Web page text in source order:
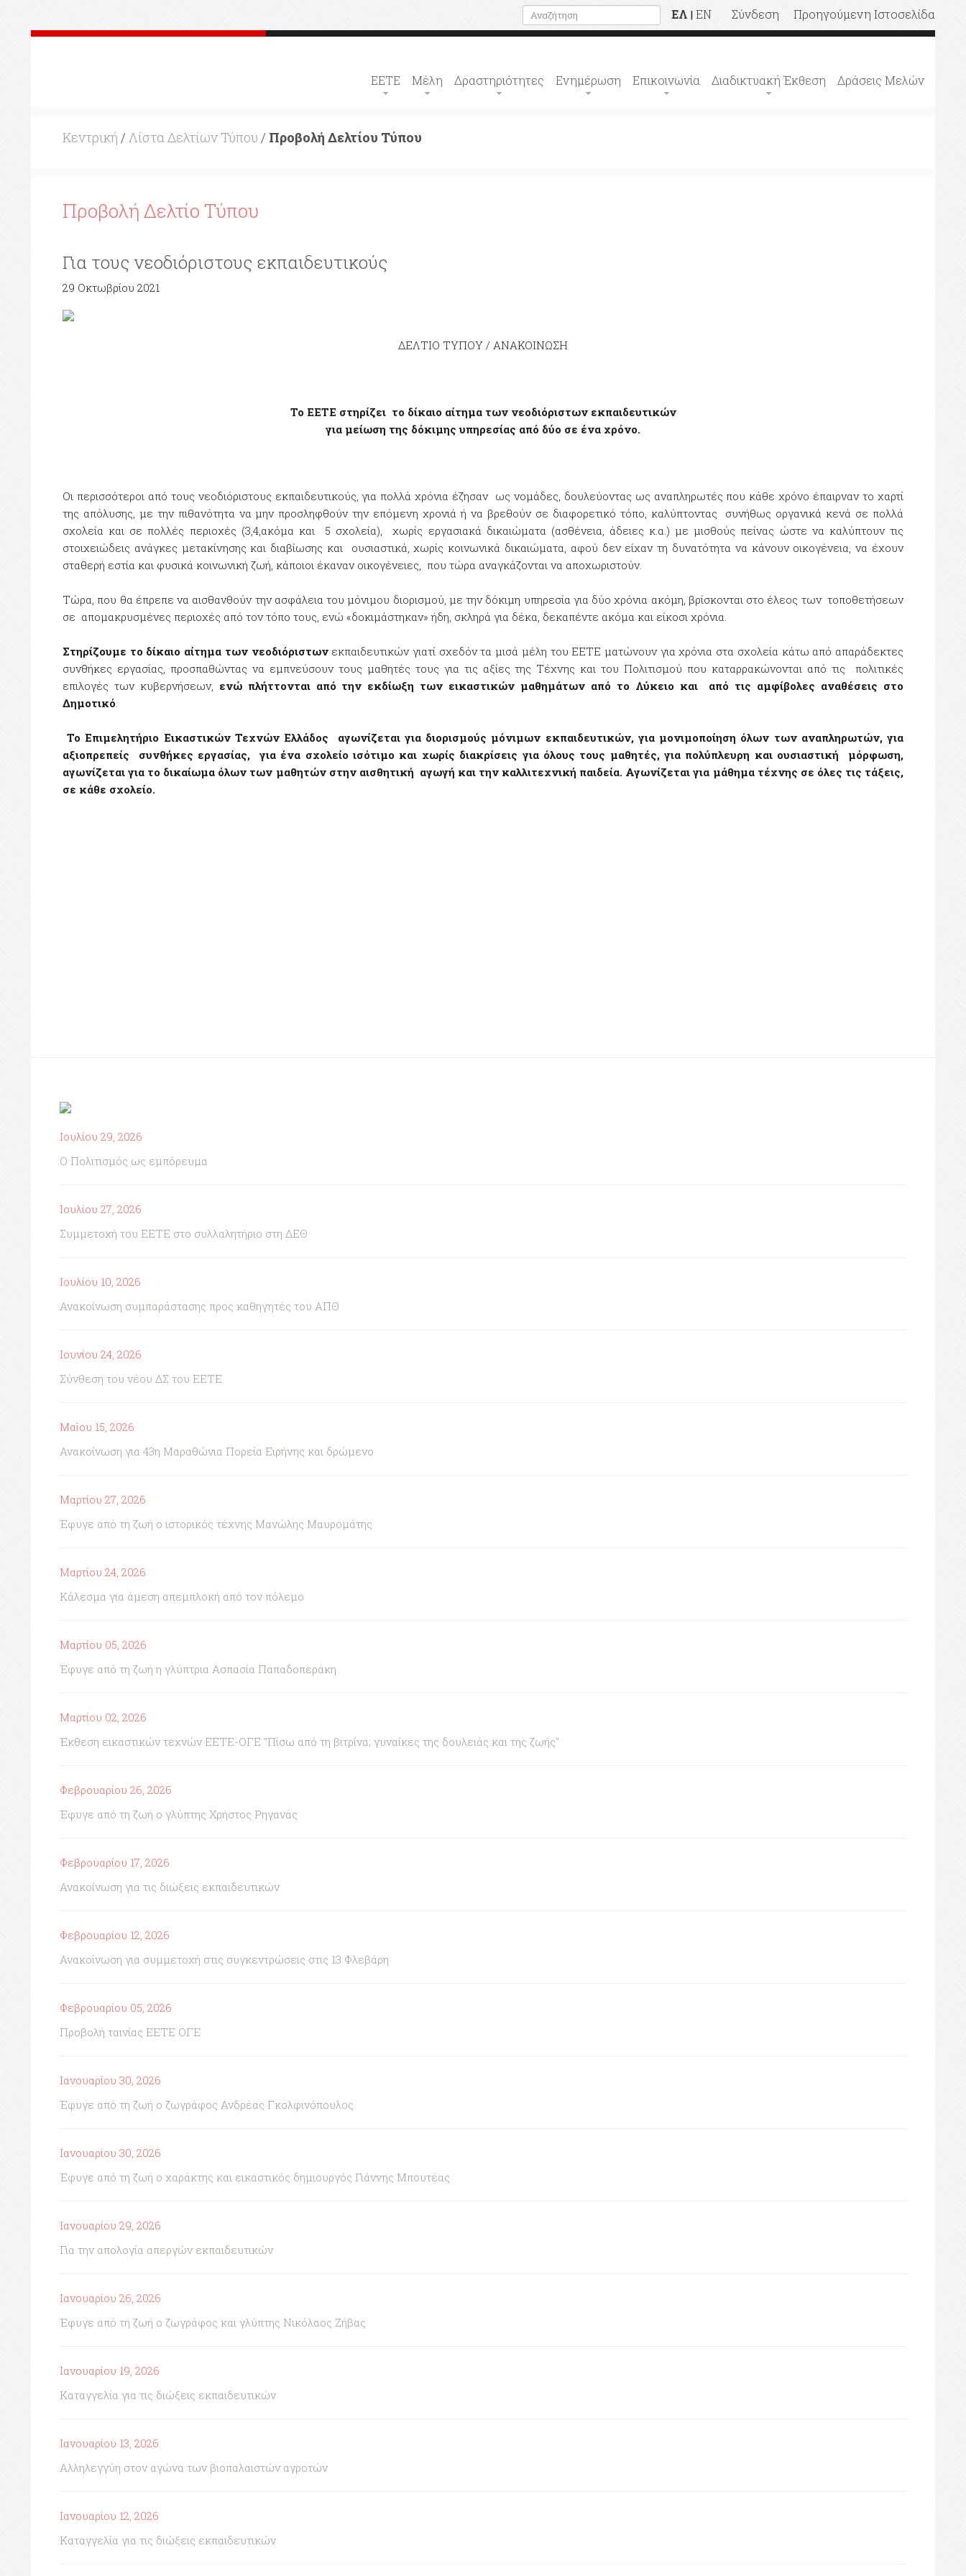
ΕΛ | EN Σύνδεση Προηγούμενη Ιστοσελίδα
ΕΕΤΕ Μέλη Δραστηριότητες Ενημέρωση Επικοινωνία Διαδικτυακή Έκθεση Δράσεις Μελών
Κεντρική / Λίστα Δελτίων Τύπου / Προβολή Δελτίου Τύπου
Προβολή Δελτίο Τύπου
Για τους νεοδιόριστους εκπαιδευτικούς
29 Οκτωβρίου 2021
ΔΕΛΤΙΟ ΤΥΠΟΥ / ΑΝΑΚΟΙΝΩΣΗ
Το ΕΕΤΕ στηρίζει το δίκαιο αίτημα των νεοδιόριστων εκπαιδευτικών
για μείωση της δόκιμης υπηρεσίας από δύο σε ένα χρόνο.
Οι περισσότεροι από τους νεοδιόριστους εκπαιδευτικούς, για πολλά χρόνια έζησαν ως νομάδες, δουλεύοντας ως αναπληρωτές που κάθε χρόνο έπαιρναν το χαρτί
της απόλυσης, με την πιθανότητα να μην προσληφθούν την επόμενη χρονιά ή να βρεθούν σε διαφορετικό τόπο, καλύπτοντας συνήθως οργανικά κενά σε πολλά
σχολεία και σε πολλές περιοχές (3,4,ακόμα και 5 σχολεία), χωρίς εργασιακά δικαιώματα (ασθένεια, άδειες κ.α.) με μισθούς πείνας ώστε να καλύπτουν τις
στοιχειώδεις ανάγκες μετακίνησης και διαβίωσης και ουσιαστικά, χωρίς κοινωνικά δικαιώματα, αφού δεν είχαν τη δυνατότητα να κάνουν οικογένεια, να έχουν
σταθερή εστία και φυσικά κοινωνική ζωή, κάποιοι έκαναν οικογένειες, που τώρα αναγκάζονται να αποχωριστούν.
Τώρα, που θα έπρεπε να αισθανθούν την ασφάλεια του μόνιμου διορισμού, με την δόκιμη υπηρεσία για δύο χρόνια ακόμη, βρίσκονται στο έλεος των τοποθετήσεων
σε απομακρυσμένες περιοχές από τον τόπο τους, ενώ «δοκιμάστηκαν» ήδη, σκληρά για δέκα, δεκαπέντε ακόμα και είκοσι χρόνια.
Στηρίζουμε το δίκαιο αίτημα των νεοδιόριστωνεκπαιδευτικών γιατί σχεδόν τα μισά μέλη του ΕΕΤΕ ματώνουν για χρόνια στα σχολεία κάτω από απαράδεκτες
συνθήκες εργασίας, προσπαθώντας να εμπνεύσουν τους μαθητές τους για τις αξίες της Τέχνης και του Πολιτισμού που καταρρακώνονται από τις πολιτικές
επιλογές των κυβερνήσεων, ενώ πλήττονται από την εκδίωξη των εικαστικών μαθημάτων από το Λύκειο και από τις αμφίβολες αναθέσεις στο
Δημοτικό.
Το Επιμελητήριο Εικαστικών Τεχνών Ελλάδος αγωνίζεται για διορισμούς μόνιμων εκπαιδευτικών, για μονιμοποίηση όλων των αναπληρωτών, για
αξιοπρεπείς συνθήκες εργασίας, για ένα σχολείο ισότιμο και χωρίς διακρίσεις για όλους τους μαθητές, για πολύπλευρη και ουσιαστική μόρφωση,
αγωνίζεται για το δικαίωμα όλων των μαθητών στην αισθητική αγωγή και την καλλιτεχνική παιδεία. Αγωνίζεται για μάθημα τέχνης σε όλες τις τάξεις,
σε κάθε σχολείο.
Ιουλίου 29, 2026
Ο Πολιτισμός ως εμπόρευμα
Ιουλίου 27, 2026
Συμμετοχή του ΕΕΤΕ στο συλλαλητήριο στη ΔΕΘ
Ιουλίου 10, 2026
Ανακοίνωση συμπαράστασης προς καθηγητές του ΑΠΘ
Ιουνίου 24, 2026
Σύνθεση του νέου ΔΣ του ΕΕΤΕ
Μαΐου 15, 2026
Ανακοίνωση για 43η Μαραθώνια Πορεία Ειρήνης και δρώμενο
Μαρτίου 27, 2026
Έφυγε από τη ζωή ο ιστορικός τέχνης Μανώλης Μαυρομάτης
Μαρτίου 24, 2026
Κάλεσμα για άμεση απεμπλοκή από τον πόλεμο
Μαρτίου 05, 2026
Έφυγε από τη ζωή η γλύπτρια Ασπασία Παπαδοπεράκη
Μαρτίου 02, 2026
Έκθεση εικαστικών τεχνών ΕΕΤΕ-ΟΓΕ "Πίσω από τη βιτρίνα; γυναίκες της δουλειάς και της ζωής"
Φεβρουαρίου 26, 2026
Έφυγε από τη ζωή ο γλύπτης Χρήστος Ρηγανάς
Φεβρουαρίου 17, 2026
Ανακοίνωση για τις διώξεις εκπαιδευτικών
Φεβρουαρίου 12, 2026
Ανακοίνωση για συμμετοχή στις συγκεντρώσεις στις 13 Φλεβάρη
Φεβρουαρίου 05, 2026
Προβολή ταινίας ΕΕΤΕ ΟΓΕ
Ιανουαρίου 30, 2026
Έφυγε από τη ζωή ο ζωγράφος Ανδρέας Γκολφινόπουλος
Ιανουαρίου 30, 2026
Έφυγε από τη ζωή ο χαράκτης και εικαστικός δημιουργός Γιάννης Μπουτέας
Ιανουαρίου 29, 2026
Για την απολογία απεργών εκπαιδευτικών
Ιανουαρίου 26, 2026
Έφυγε από τη ζωή ο ζωγράφος και γλύπτης Νικόλαος Ζήβας
Ιανουαρίου 19, 2026
Καταγγελία για τις διώξεις εκπαιδευτικών
Ιανουαρίου 13, 2026
Αλληλεγγύη στον αγώνα των βιοπαλαιστών αγροτών
Ιανουαρίου 12, 2026
Καταγγελία για τις διώξεις εκπαιδευτικών